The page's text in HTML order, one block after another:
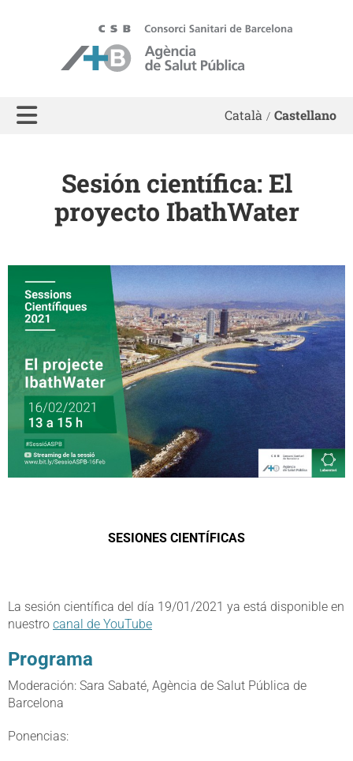
Català Castellano
Sesión científica: El
proyecto IbathWater
SESIONES CIENTÍFICAS
La sesión científica del día 19/01/2021 ya está disponible en
nuestro canal de YouTube
Programa
Moderación: Sara Sabaté, Agència de Salut Pública de
Barcelona
Ponencias: